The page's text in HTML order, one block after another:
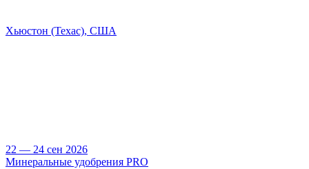
Хьюстон (Техас), США
22 — 24 сен 2026
Минеральные удобрения PRO